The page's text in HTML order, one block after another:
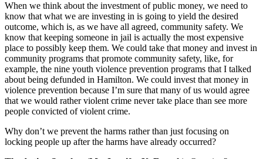
When we think about the investment of public money, we need to
know that what we are investing in is going to yield the desired
outcome, which is, as we have all agreed, community safety. We
know that keeping someone in jail is actually the most expensive
place to possibly keep them. We could take that money and invest in
community programs that promote community safety, like, for
example, the nine youth violence prevention programs that I talked
about being defunded in Hamilton. We could invest that money in
violence prevention because I’m sure that many of us would agree
that we would rather violent crime never take place than see more
people convicted of violent crime.
Why don’t we prevent the harms rather than just focusing on
locking people up after the harms have already occurred?